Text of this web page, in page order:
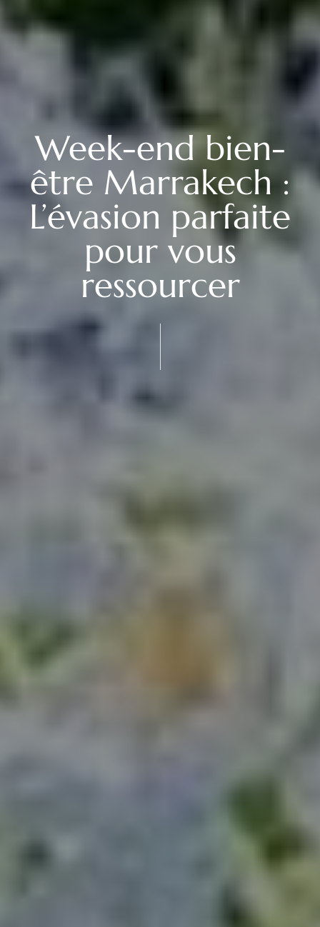
Week-end bien-
être Marrakech :
L’évasion parfaite
pour vous
ressourcer